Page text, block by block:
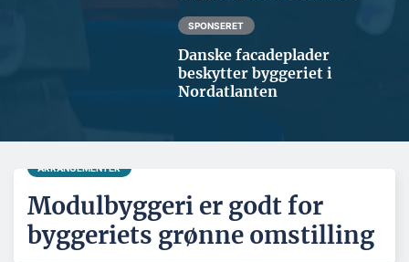
SPONSERET
Danske facadeplader
beskytter byggeriet i
Nordatlanten
ARRANGEMENTER
Modulbyggeri er godt for
byggeriets grønne omstilling